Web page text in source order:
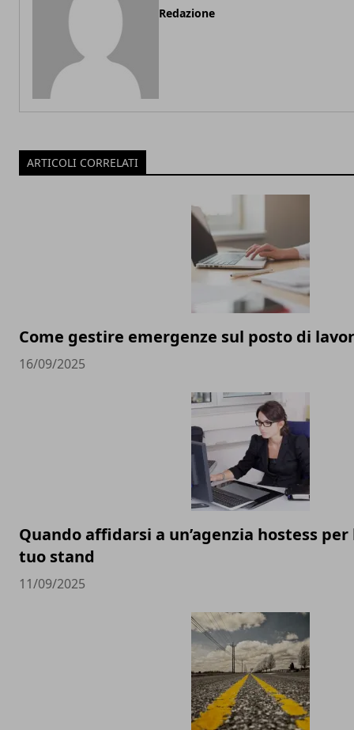
Redazione
ARTICOLI CORRELATI
Come gestire emergenze sul posto di
16/09/2025
Quando affidarsi a un’agenzia hostess
tuo stand
11/09/2025